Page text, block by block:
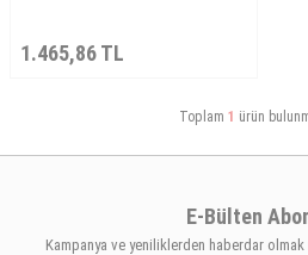
1.465,86TL
Toplam 1 ürün
E-Bülten
Kampanya ve yeniliklerden haberdar